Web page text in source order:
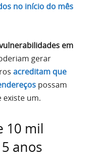
no início do mês
em
gerar
acreditam que
possam
existe um.
10 mil
anos